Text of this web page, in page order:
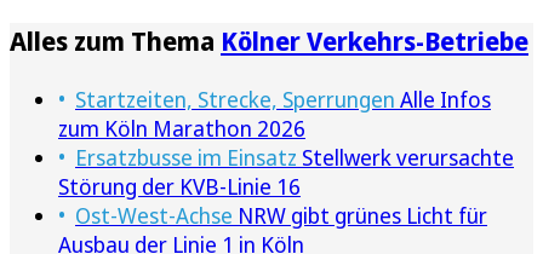
Alles zum Thema Kölner Verkehrs-Betriebe
Startzeiten, Strecke, Sperrungen Alle Infos
zum Köln Marathon 2026
Ersatzbusse im Einsatz Stellwerk verursachte
Störung der KVB-Linie 16
Ost-West-Achse NRW gibt grünes Licht für
Ausbau der Linie 1 in Köln